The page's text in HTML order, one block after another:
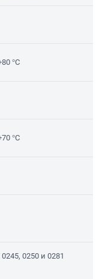
°C
°C
0245, 0250 и 0281